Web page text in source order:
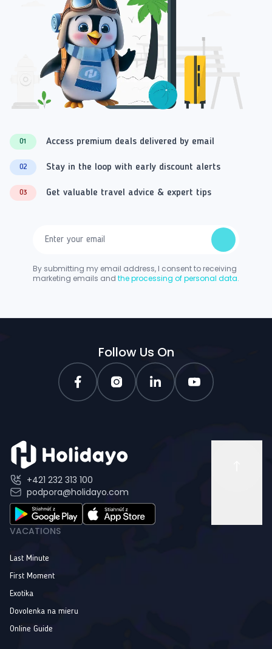
01 Access premium deals delivered by email
02 Stay in the loop with early discount alerts
03 Get valuable travel advice & expert tips
By submitting my email address, I consent to receiving
marketing emails and the processing of personal data.
Follow Us On
+421 232 313 100
podpora@holidayo.com
VACATIONS
Last Minute
First Moment
Exotika
Dovolenka na mieru
Online Guide